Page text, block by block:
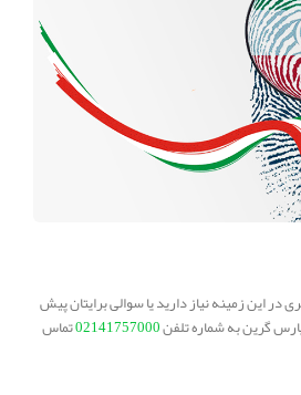
این زمینه نیاز دارید یا سوالی برایتان پیش
گرین به شماره تلفن02141757000تماس